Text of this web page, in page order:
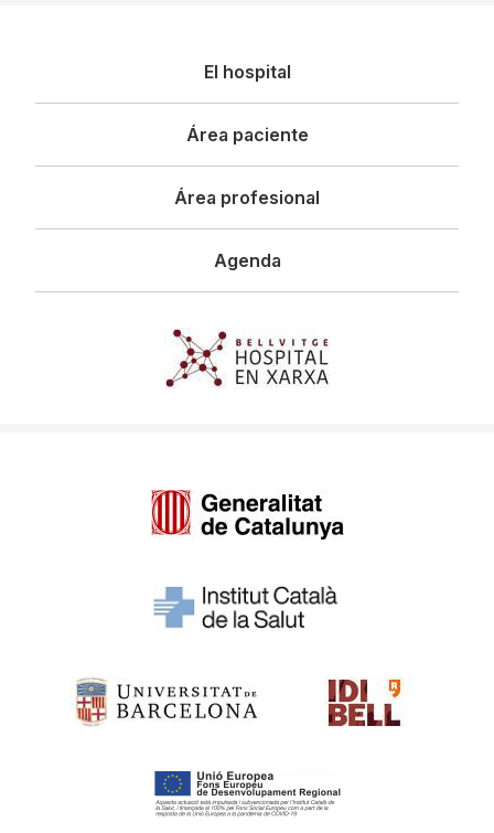
principal
El hospital
Área paciente
Área profesional
Agenda